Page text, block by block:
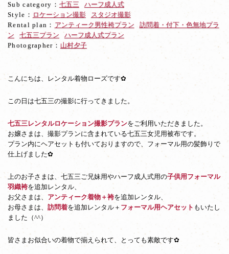
族
念
Sub category： 七五三
ハーフ成人式
Style： ロケーション撮影
スタジオ撮影
Rental plan： アンティーク男性袴プラン
訪問着・付下・色無地プラ
ン
七五三プラン
ハーフ成人式プラン
Photographer： 山村夕子
こんにちは、レンタル着物ローズです✿
この日は七五三の撮影に行ってきました。
七五三レンタルロケーション撮影プランをご利用いただきました。
お嬢さまは、撮影プランに含まれている七五三女児用被布です。
プラン内にヘアセットも付いておりますので、フォーマル用の髪飾りで
仕上げました✿
上のお子さまは、七五三ご兄妹用やハーフ成人式用の子供用フォーマル
羽織袴を追加レンタル、
お父さまは、 アンティーク着物＋袴を追加レンタル、
お母さまは、 訪問着を追加レンタル＋ フォーマル用ヘアセット もいたし
ました（^^）
皆さまお似合いの着物で揃えられて、とっても素敵です✿